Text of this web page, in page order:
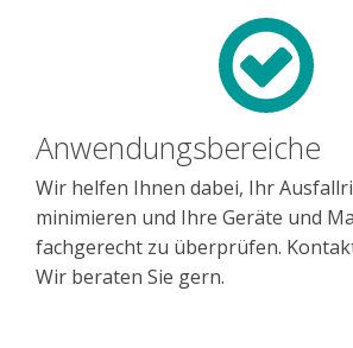
Anwendungsbereiche
Wir helfen Ihnen dabei, Ihr
minimieren und Ihre Geräte und
fachgerecht zu überprüfen.
Wir beraten Sie gern.